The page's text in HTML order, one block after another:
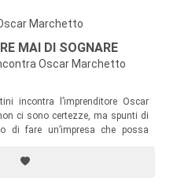
Marchetto
MAI DI SOGNARE
Oscar Marchetto
incontra l’imprenditore Oscar
ci sono certezze, ma spunti di
di fare un’impresa che possa